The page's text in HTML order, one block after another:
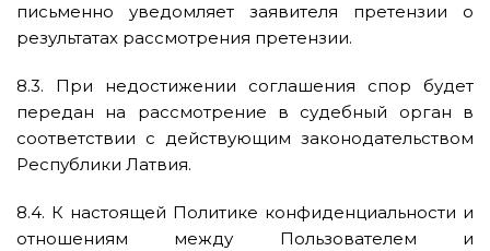
письменно уведомляет заявителя претензии о
результатах рассмотрения претензии.
8.3. При недостижении соглашения спор будет
передан на рассмотрение в судебный орган в
соответствии с действующим законодательством
Республики Латвия.
8.4. К настоящей Политике конфиденциальности и
отношениям между Пользователем и